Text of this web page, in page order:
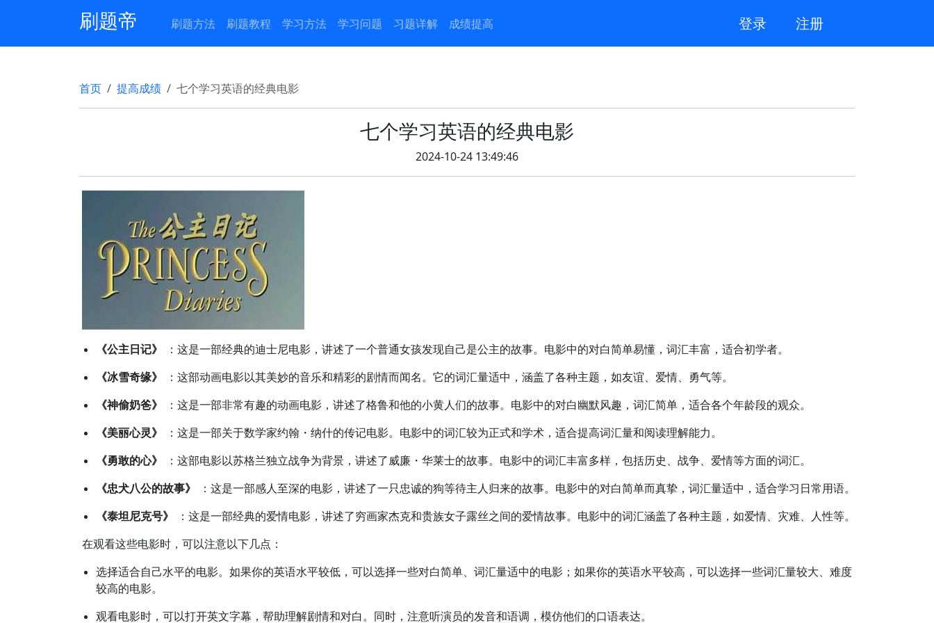
刷题帝 刷题方法 刷题教程 学习方法 学习问题 习题详解 成绩提高 登录 注册
首页 提高成绩 七个学习英语的经典电影
七个学习英语的经典电影
2024-10-24 13:49:46
《公主日记》
：这是一部经典的迪士尼电影，讲述了一个普通女孩发现自己是公主的故事。电影中的对白简单易懂，词汇丰富，适合初学者。
《冰雪奇缘》
：这部动画电影以其美妙的音乐和精彩的剧情而闻名。它的词汇量适中，涵盖了各种主题，如友谊、爱情、勇气等。
《神偷奶爸》
：这是一部非常有趣的动画电影，讲述了格鲁和他的小黄人们的故事。电影中的对白幽默风趣，词汇简单，适合各个年龄段的观众。
《美丽心灵》
：这是一部关于数学家约翰・纳什的传记电影。电影中的词汇较为正式和学术，适合提高词汇量和阅读理解能力。
《勇敢的心》
：这部电影以苏格兰独立战争为背景，讲述了威廉・华莱士的故事。电影中的词汇丰富多样，包括历史、战争、爱情等方面的词汇。
《忠犬八公的故事》
：这是一部感人至深的电影，讲述了一只忠诚的狗等待主人归来的故事。电影中的对白简单而真挚，词汇量适中，适合学习日常用语。
《泰坦尼克号》
：这是一部经典的爱情电影，讲述了穷画家杰克和贵族女子露丝之间的爱情故事。电影中的词汇涵盖了各种主题，如爱情、灾难、人性等。
在观看这些电影时，可以注意以下几点：
选择适合自己水平的电影。如果你的英语水平较低，可以选择一些对白简单、词汇量适中的电影；如果你的英语水平较高，可以选择一些词汇量较大、难度
较高的电影。
观看电影时，可以打开英文字幕，帮助理解剧情和对白。同时，注意听演员的发音和语调，模仿他们的口语表达。